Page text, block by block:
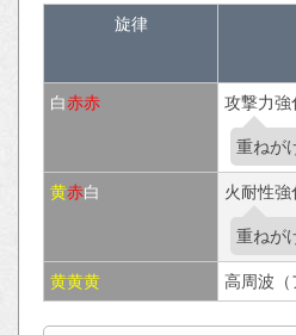
旋律
白赤赤 攻撃力強
重ねが
黄赤白 火耐性
重ねが
黄黄黄 高周波（